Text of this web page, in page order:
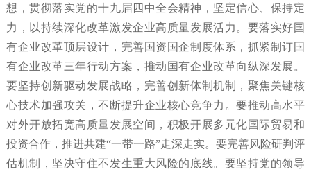
想，贯彻落实党的十九届四中全会精神，坚定信心、保持定
力，以持续深化改革激发企业高质量发展活力。要落实好国
有企业改革顶层设计，完善国资国企制度体系，抓紧制订国
有企业改革三年行动方案，推动国有企业改革向纵深发展。
要坚持创新驱动发展战略，完善创新体制机制，聚焦关键核
心技术加强攻关，不断提升企业核心竞争力。要推动高水平
对外开放拓宽高质量发展空间，积极开展多元化国际贸易和
投资合作，推进共建“一带一路”走深走实。要完善风险研判评
估机制，坚决守住不发生重大风险的底线。要坚持党的领导